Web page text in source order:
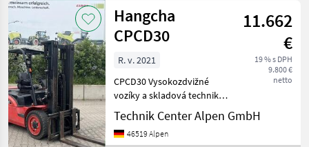
vozíky a
skladová
technika /
Hangcha
forklifts
Hangcha
CPCD30
11.662
€
19 % s DPH
9.800 €
netto
R. v. 2021
CPCD30 Vysokozdvižné
vozíky a skladová technika
Vozík
Technik Center Alpen GmbH
46519 Alpen